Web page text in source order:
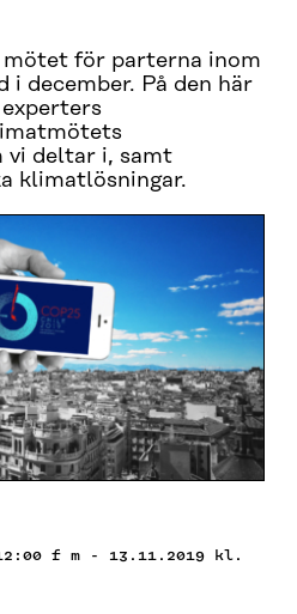
för parterna inom
i december. På den här
vi deltar i, samt
klimatlösningar.
f m - 13.11.2019 kl.